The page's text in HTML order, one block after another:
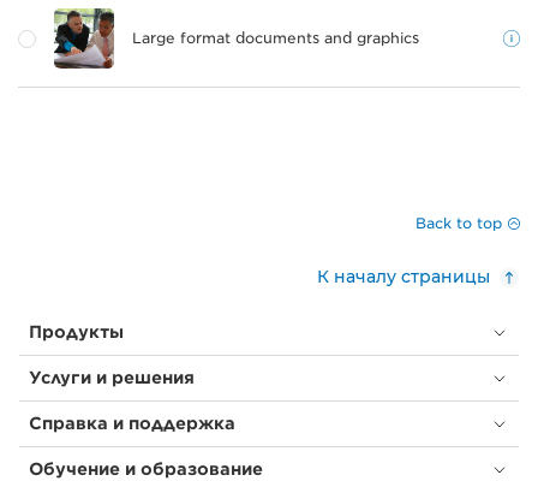
Large format documents and graphics
Back to top
К началу страницы
Продукты
Услуги и решения
Справка и поддержка
Обучение и образование